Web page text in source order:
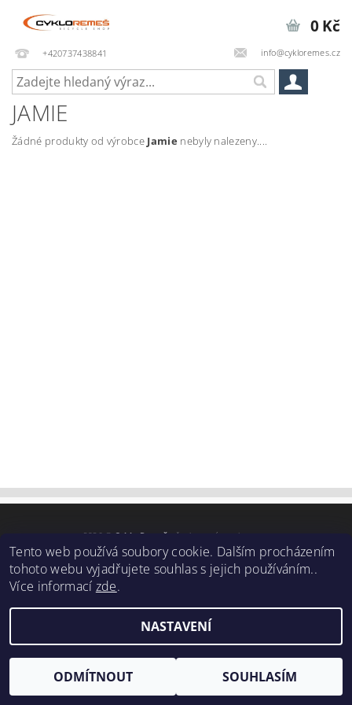
+420737438841 info@cykloremes.cz
0 Kč
JAMIE
Žádné produkty od výrobce Jamie nebyly nalezeny....
2026 © Cyklo Remeš , všechna práva vyhrazena
Vytvořil Shoptet
Tento web používá soubory cookie. Dalším procházením
tohoto webu vyjadřujete souhlas s jejich používáním..
Více informací zde.
NASTAVENÍ
ODMÍTNOUT SOUHLASÍM